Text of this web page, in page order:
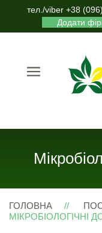
тел./viber +38
Додати
ГОЛОВНА
МІКРОБІОЛОГІЧНІ